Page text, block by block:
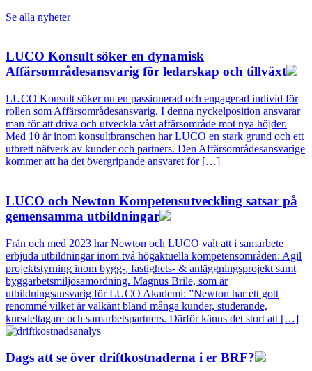
Se alla nyheter
LUCO Konsult söker en dynamisk
Affärsområdesansvarig för ledarskap och tillväxt
LUCO Konsult söker nu en passionerad och engagerad individ för
rollen som Affärsområdesansvarig. I denna nyckelposition ansvarar
man för att driva och utveckla vårt affärsområde mot nya höjder.
Med 10 år inom konsultbranschen har LUCO en stark grund och ett
utbrett nätverk av kunder och partners. Den Affärsområdesansvarige
kommer att ha det övergripande ansvaret för […]
LUCO och Newton Kompetensutveckling satsar på
gemensamma utbildningar
Från och med 2023 har Newton och LUCO valt att i samarbete
erbjuda utbildningar inom två högaktuella kompetensområden: Agil
projektstyrning inom bygg-, fastighets- & anläggningsprojekt samt
byggarbetsmiljösamordning. Magnus Brile, som är
utbildningsansvarig för LUCO Akademi: ”Newton har ett gott
renommé vilket är välkänt bland många kunder, studerande,
kursdeltagare och samarbetspartners. Därför känns det stort att […]
Dags att se över driftkostnaderna i er BRF?